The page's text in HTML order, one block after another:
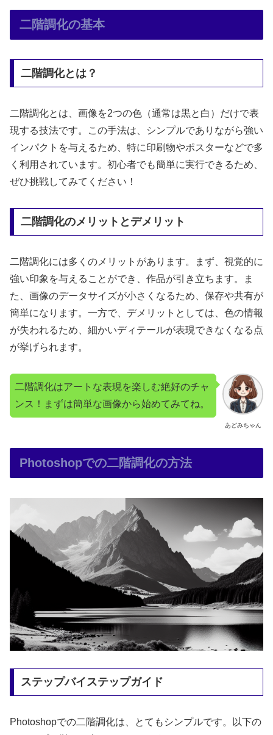
二階調化の基本
二階調化とは？
二階調化とは、画像を2つの色（通常は黒と白）だけで表
現する技法です。この手法は、シンプルでありながら強い
インパクトを与えるため、特に印刷物やポスターなどで多
く利用されています。初心者でも簡単に実行できるため、
ぜひ挑戦してみてください！
二階調化のメリットとデメリット
二階調化には多くのメリットがあります。まず、視覚的に
強い印象を与えることができ、作品が引き立ちます。ま
た、画像のデータサイズが小さくなるため、保存や共有が
簡単になります。一方で、デメリットとしては、色の情報
が失われるため、細かいディテールが表現できなくなる点
が挙げられます。
あどみちゃん
二階調化はアートな表現を楽しむ絶好のチャ
ンス！まずは簡単な画像から始めてみてね。
Photoshopでの二階調化の方法
ステップバイステップガイド
Photoshopでの二階調化は、とてもシンプルです。以下の